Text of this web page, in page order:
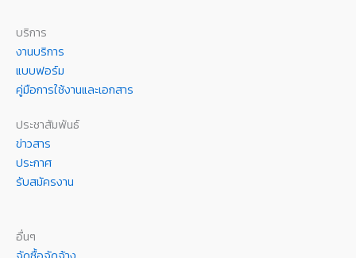
บริการ
งานบริการ
แบบฟอร์ม
คู่มือการใช้งานและเอกสาร
ประชาสัมพันธ์
ข่าวสาร
ประกาศ
รับสมัครงาน
อื่นๆ